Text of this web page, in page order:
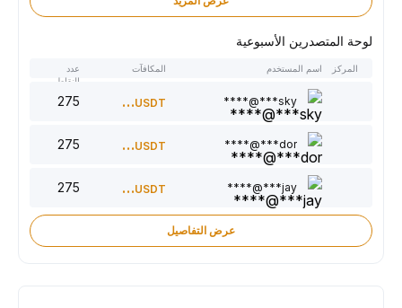
لوحة المتصدرين الأسبوعية
المركز اسم المستخدم المكافآت
النقاط
sky***@****
300USDT
dor***@****
220USDT
jay***@****
150USDT
عرض التفاصيل